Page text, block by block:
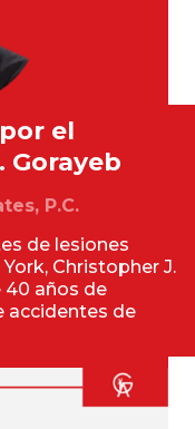
el
Gorayeb
P.C.
de lesiones
Christopher J.
40 años de
accidentes de